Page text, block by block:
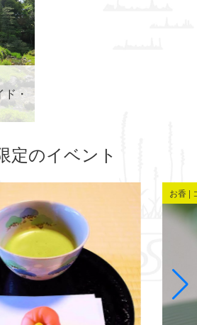
ド・
定のイベント
お香 |